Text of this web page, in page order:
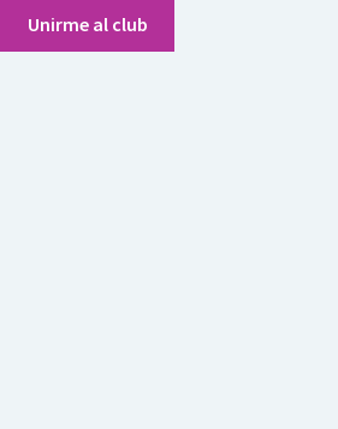
Unirme al club